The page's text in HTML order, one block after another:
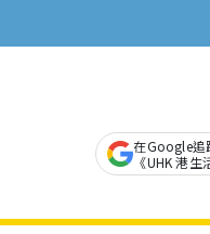
在Google追
《UHK 港生